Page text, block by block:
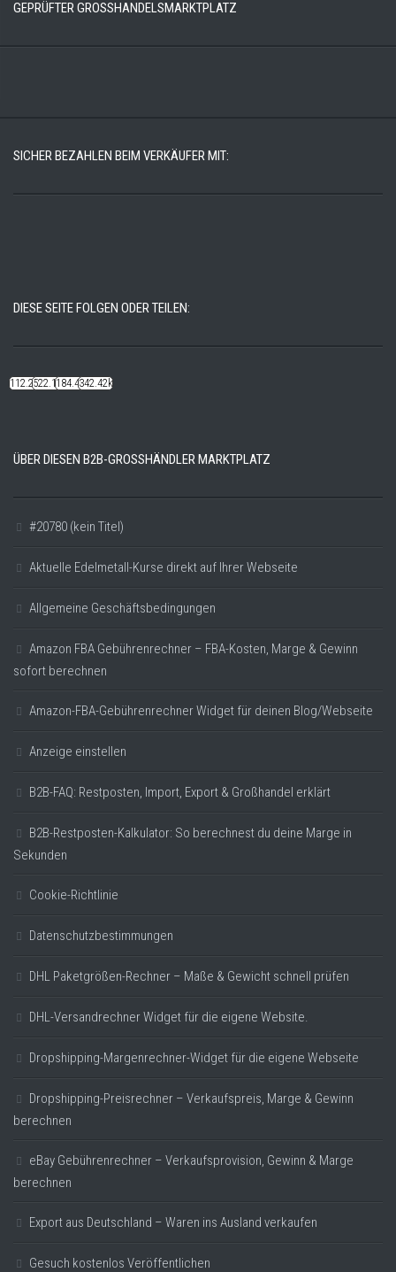
GEPRÜFTER GROSSHANDELSMARKTPLATZ
SICHER BEZAHLEN BEIM VERKÄUFER MIT:
DIESE SEITE FOLGEN ODER TEILEN:
112.22k522.14k184.48k342.42k
ÜBER DIESEN B2B-GROSSHÄNDLER MARKTPLATZ
#20780 (kein Titel)
Aktuelle Edelmetall-Kurse direkt auf Ihrer Webseite
Allgemeine Geschäftsbedingungen
Amazon FBA Gebührenrechner – FBA-Kosten, Marge & Gewinn
sofort berechnen
Amazon-FBA-Gebührenrechner Widget für deinen Blog/Webseite
Anzeige einstellen
B2B-FAQ: Restposten, Import, Export & Großhandel erklärt
B2B-Restposten-Kalkulator: So berechnest du deine Marge in
Sekunden
Cookie-Richtlinie
Datenschutzbestimmungen
DHL Paketgrößen-Rechner – Maße & Gewicht schnell prüfen
DHL-Versandrechner Widget für die eigene Website.
Dropshipping-Margenrechner-Widget für die eigene Webseite
Dropshipping-Preisrechner – Verkaufspreis, Marge & Gewinn
berechnen
eBay Gebührenrechner – Verkaufsprovision, Gewinn & Marge
berechnen
Export aus Deutschland – Waren ins Ausland verkaufen
Gesuch kostenlos Veröffentlichen